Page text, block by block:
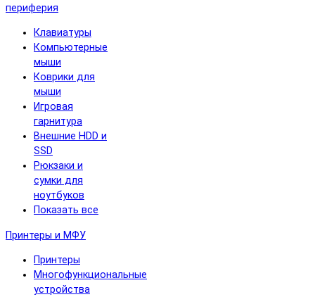
периферия
Клавиатуры
Компьютерные
мыши
Коврики для
мыши
Игровая
гарнитура
Внешние HDD и
SSD
Рюкзаки и
сумки для
ноутбуков
Показать все
Принтеры и МФУ
Принтеры
Многофункциональные
устройства